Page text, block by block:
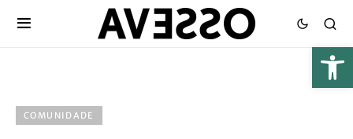
COMUNIDADE